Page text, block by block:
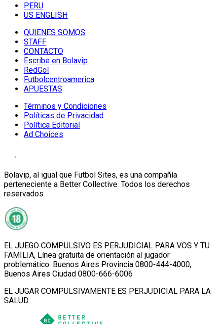
PERU
US ENGLISH
QUIENES SOMOS
STAFF
CONTACTO
Escribe en Bolavip
RedGol
Futbolcentroamerica
APUESTAS
Términos y Condiciones
Políticas de Privacidad
Política Editorial
Ad Choices
Bolavip, al igual que Futbol Sites, es una compañía
perteneciente a Better Collective. Todos los derechos
reservados.
EL JUEGO COMPULSIVO ES PERJUDICIAL PARA VOS Y TU
FAMILIA, Línea gratuita de orientación al jugador
problemático: Buenos Aires Provincia 0800-444-4000,
Buenos Aires Ciudad 0800-666-6006
EL JUGAR COMPULSIVAMENTE ES PERJUDICIAL PARA LA
SALUD.